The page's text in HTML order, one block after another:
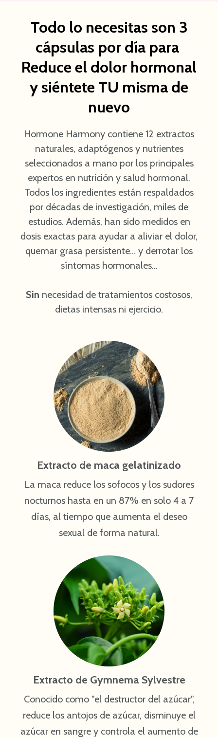
Todo lo necesitas son 3
cápsulas por día para
Reduce el dolor hormonal
y siéntete TU misma de
nuevo
Hormone Harmony contiene 12 extractos
naturales, adaptógenos y nutrientes
seleccionados a mano por los principales
expertos en nutrición y salud hormonal.
Todos los ingredientes están respaldados
por décadas de investigación, miles de
estudios. Además, han sido medidos en
dosis exactas para ayudar a aliviar el dolor,
quemar grasa persistente... y derrotar los
síntomas hormonales...
Sin necesidad de tratamientos costosos,
dietas intensas ni ejercicio.
Extracto de maca gelatinizado
La maca reduce los sofocos y los sudores
nocturnos hasta en un 87% en solo 4 a 7
días, al tiempo que aumenta el deseo
sexual de forma natural.
Extracto de Gymnema Sylvestre
Conocido como "el destructor del azúcar",
reduce los antojos de azúcar, disminuye el
azúcar en sangre y controla el aumento de